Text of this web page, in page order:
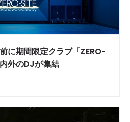
に期間限定クラブ「ZERO-
外のDJが集結